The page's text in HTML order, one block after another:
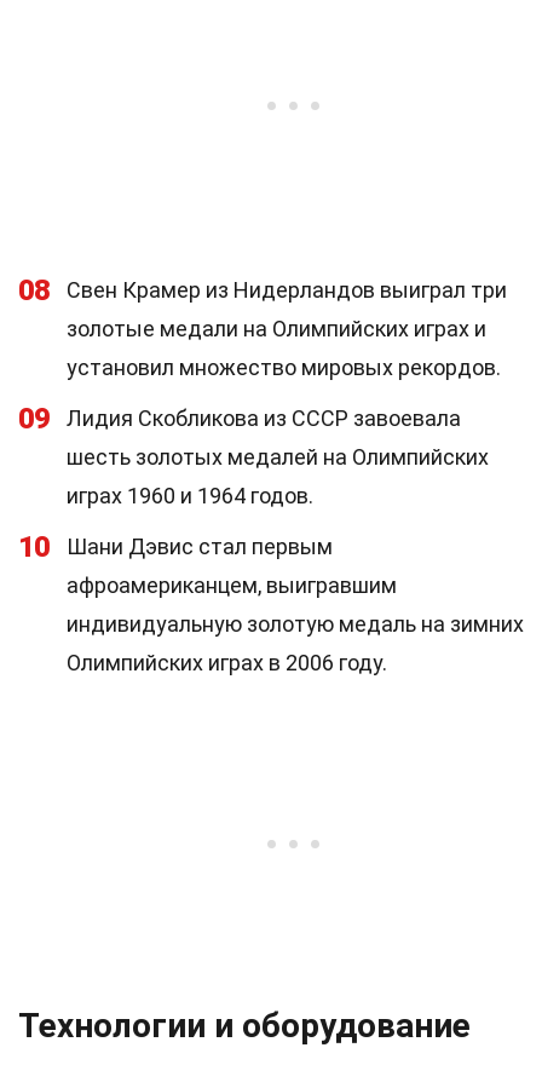
08
Свен Крамер из Нидерландов выиграл три
золотые медали на Олимпийских играх и
установил множество мировых рекордов.
09
Лидия Скобликова из СССР завоевала
шесть золотых медалей на Олимпийских
играх 1960 и 1964 годов.
10
Шани Дэвис стал первым
афроамериканцем, выигравшим
индивидуальную золотую медаль на зимних
Олимпийских играх в 2006 году.
Технологии и оборудование